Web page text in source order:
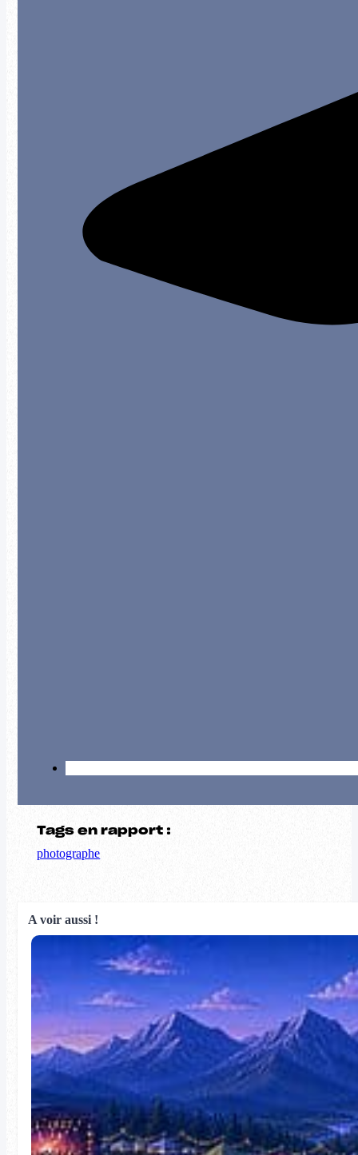
Tags en rapport :
photographe
A voir aussi !